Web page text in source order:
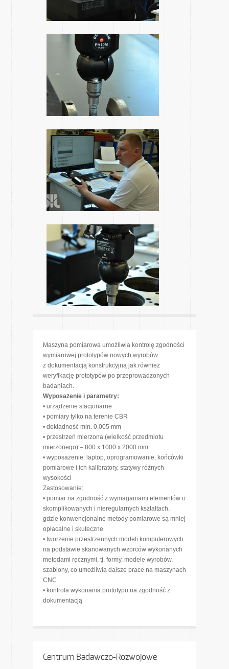
Maszyna pomiarowa umożliwia kontrolę zgodności
wymiarowej prototypów nowych wyrobów
z dokumentacją konstrukcyjną jak również
weryfikację prototypów po przeprowadzonych
badaniach.
Wyposażenie i parametry:
• urządzenie stacjonarne
• pomiary tylko na terenie CBR
• dokładność min. 0,005 mm
• przestrzeń mierzona (wielkość przedmiotu
mierzonego) – 800 x 1000 x 2000 mm
• wyposażenie: laptop, oprogramowanie, końcówki
pomiarowe i ich kalibratory, statywy różnych
wysokości
Zastosowanie:
• pomiar na zgodność z wymaganiami elementów o
skomplikowanych i nieregularnych kształtach,
gdzie konwencjonalne metody pomiarowe są mniej
opłacalne i skuteczne
• tworzenie przestrzennych modeli komputerowych
na podstawie skanowanych wzorców wykonanych
metodami ręcznymi, tj. formy, modele wyrobów,
szablony, co umożliwia dalsze prace na maszynach
CNC
• kontrola wykonania prototypu na zgodność z
dokumentacją
Centrum Badawczo-Rozwojowe